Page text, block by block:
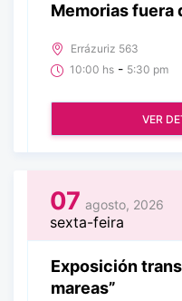
Memorias fuera
Errázuriz 563
10:00 hs - 5:30 pm
VER
07 agosto, 2026
sexta-feira
Exposición
mareas”